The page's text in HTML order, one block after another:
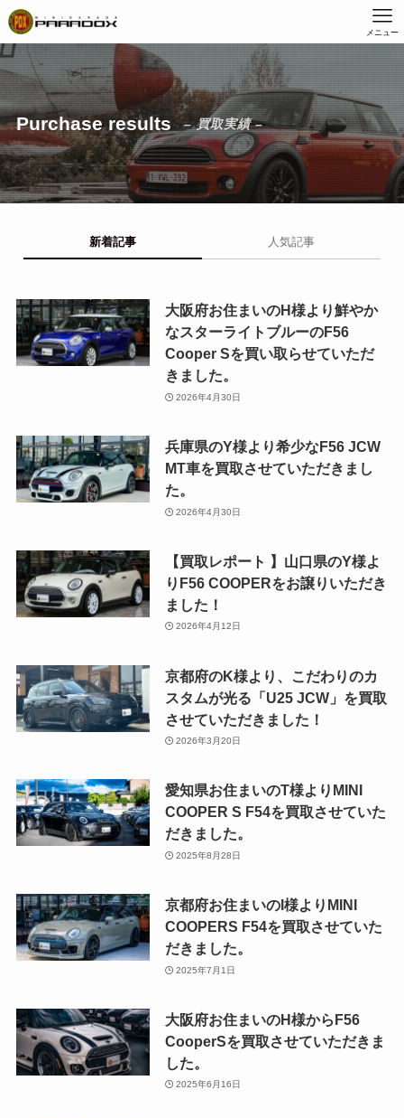
メニュー
Purchase results – 買取実績 –
新着記事 人気記事
大阪府お住まいのH様より鮮やか
なスターライトブルーのF56
Cooper Sを買い取らせていただ
きました。
2026年4月30日
兵庫県のY様より希少なF56 JCW
MT車を買取させていただきまし
た。
2026年4月30日
【買取レポート 】山口県のY様よ
りF56 COOPERをお譲りいただき
ました！
2026年4月12日
京都府のK様より、こだわりのカ
スタムが光る「U25 JCW」を買取
させていただきました！
2026年3月20日
愛知県お住まいのT様よりMINI
COOPER S F54を買取させていた
だきました。
2025年8月28日
京都府お住まいのI様よりMINI
COOPERS F54を買取させていた
だきました。
2025年7月1日
大阪府お住まいのH様からF56
CooperSを買取させていただきま
した。
2025年6月16日